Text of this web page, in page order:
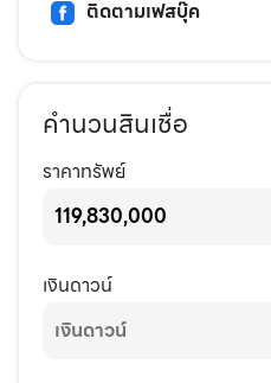
ติดตามเฟสบุ๊ค
คำนวนสินเชื่อ
ราคาทรัพย์
เงินดาวน์